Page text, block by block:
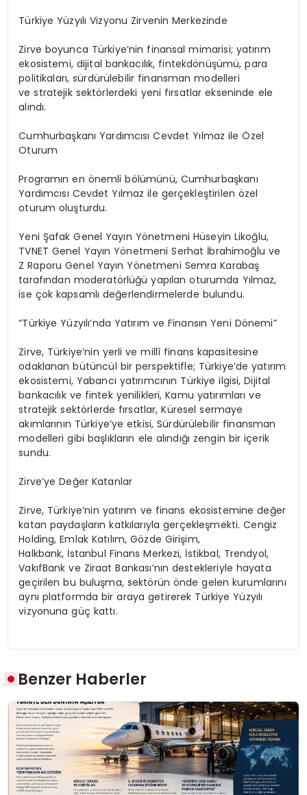
Türkiye Yüzyılı Vizyonu Zirvenin Merkezinde
Zirve boyunca Türkiye’nin finansal mimarisi; yatırım
ekosistemi, dijital bankacılık, fintekdönüşümü, para
politikaları, sürdürülebilir finansman modelleri
ve stratejik sektörlerdeki yeni fırsatlar ekseninde ele
alındı.
Cumhurbaşkanı Yardımcısı Cevdet Yılmaz ile Özel
Oturum
Programın en önemli bölümünü, Cumhurbaşkanı
Yardımcısı Cevdet Yılmaz ile gerçekleştirilen özel
oturum oluşturdu.
Yeni Şafak Genel Yayın Yönetmeni Hüseyin Likoğlu,
TVNET Genel Yayın Yönetmeni Serhat İbrahimoğlu ve
Z Raporu Genel Yayın Yönetmeni Semra Karabaş
tarafından moderatörlüğü yapılan oturumda Yılmaz,
ise çok kapsamlı değerlendirmelerde bulundu.
“TürkiyeYüzyılı’nda Yatırım ve Finansın Yeni Dönemi”
Zirve, Türkiye’nin yerli ve millî finans kapasitesine
odaklanan bütüncül bir perspektifle; Türkiye’de yatırım
ekosistemi, Yabancı yatırımcının Türkiye ilgisi, Dijital
bankacılık ve fintek yenilikleri, Kamu yatırımları ve
stratejik sektörlerde fırsatlar, Küresel sermaye
akımlarının Türkiye’ye etkisi, Sürdürülebilir finansman
modelleri gibi başlıkların ele alındığı zengin bir içerik
sundu.
Zirve’ye Değer Katanlar
Zirve, Türkiye’nin yatırım ve finans ekosistemine değer
katan paydaşların katkılarıyla gerçekleşmekti. Cengiz
Holding, Emlak Katılım, Gözde Girişim,
Halkbank, İstanbul Finans Merkezi, İstikbal, Trendyol,
VakıfBank ve Ziraat Bankası’nın destekleriyle hayata
geçirilen bu buluşma, sektörün önde gelen kurumlarını
aynı platformda bir araya getirerek Türkiye Yüzyılı
vizyonuna güç kattı.
Benzer Haberler